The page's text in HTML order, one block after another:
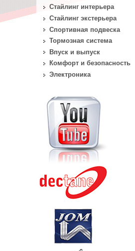
Стайлинг интерьера
Стайлинг экстерьера
Спортивная подвеска
Тормозная система
Впуск и выпуск
Комфорт и безопасность
Электроника